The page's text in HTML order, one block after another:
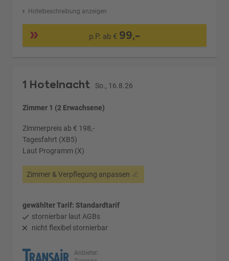
Hotelbeschreibung anzeigen
p.P. ab € 99,-
1 Hotelnacht So., 16.8.26
Zimmer 1 (2 Erwachsene)
Zimmerpreis ab € 198,-
Tagesfahrt (XB5)
Laut Programm (X)
Zimmer & Verpflegung anpassen
gewählter Tarif: Standardtarif
stornierbar laut AGBs
nicht flexibel stornierbar
Anbieter: